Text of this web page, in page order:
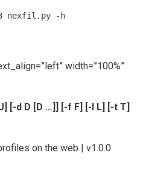
nexfil.py -h
width=”100%”
[-d D [D …]] [-f F] [-l L] [-t T]
on the web | v1.0.0